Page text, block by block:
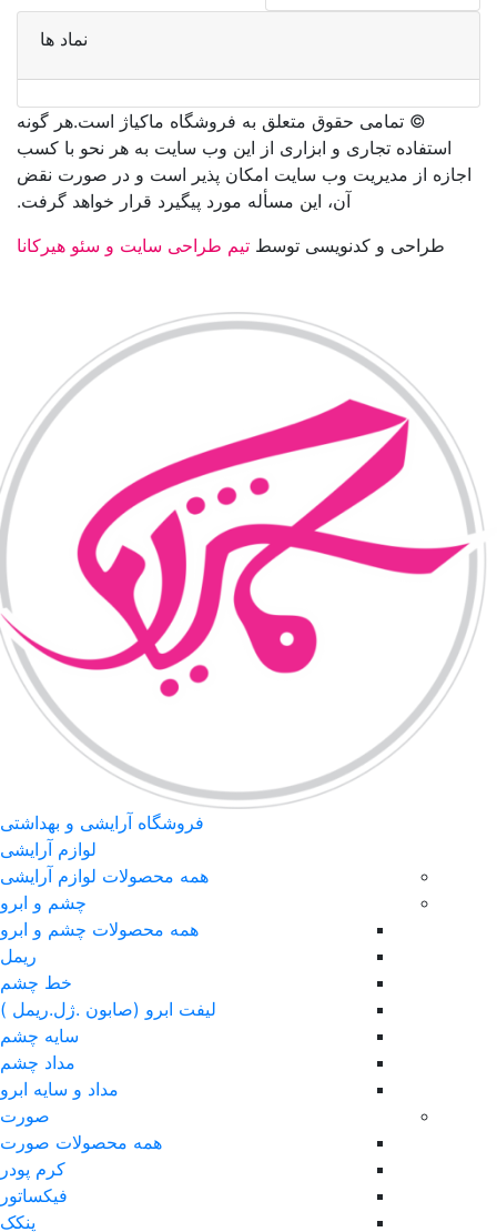
نماد ها
©️ تمامی حقوق متعلق به فروشگاه ماکیاژ است.هر گونه
استفاده تجاری و ابزاری از این وب سایت به هر نحو با کسب
اجازه از مدیریت وب سایت امکان پذیر است و در صورت نقض
آن، این مسأله مورد پیگیرد قرار خواهد گرفت.
طراحی و کدنویسی توسط تیم طراحی سایت و سئو هیرکانا
فروشگاه آرایشی و بهداشتی
لوازم آرایشی
همه محصولات لوازم آرایشی
چشم و ابرو
همه محصولات چشم و ابرو
ریمل
خط چشم
لیفت ابرو (صابون .ژل.ریمل )
سایه چشم
مداد چشم
مداد و سایه ابرو
صورت
همه محصولات صورت
کرم پودر
فیکساتور
پنکک